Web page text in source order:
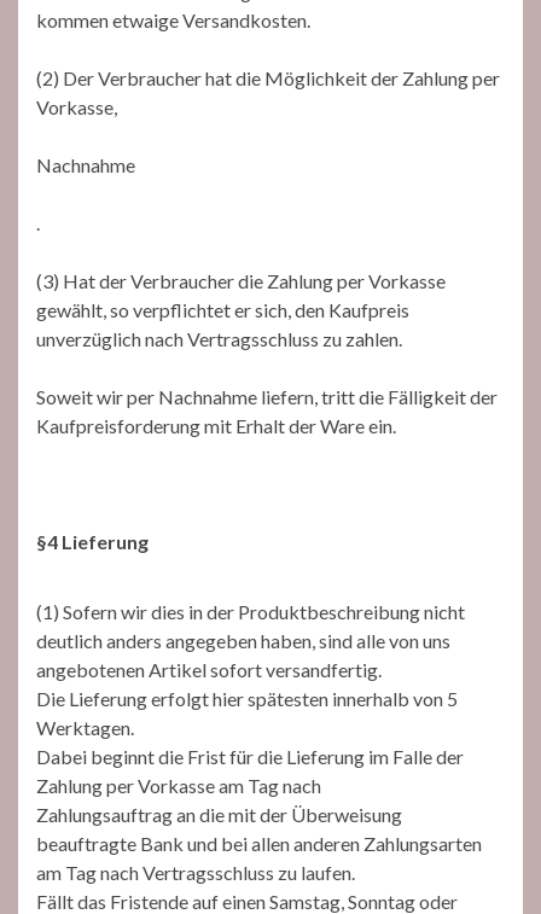
kommen etwaige Versandkosten.
(2) Der Verbraucher hat die Möglichkeit der Zahlung per
Vorkasse,
Nachnahme
.
(3) Hat der Verbraucher die Zahlung per Vorkasse
gewählt, so verpflichtet er sich, den Kaufpreis
unverzüglich nach Vertragsschluss zu zahlen.
Soweit wir per Nachnahme liefern, tritt die Fälligkeit der
Kaufpreisforderung mit Erhalt der Ware ein.
§4 Lieferung
(1) Sofern wir dies in der Produktbeschreibung nicht
deutlich anders angegeben haben, sind alle von uns
angebotenen Artikel sofort versandfertig.
Die Lieferung erfolgt hier spätesten innerhalb von 5
Werktagen.
Dabei beginnt die Frist für die Lieferung im Falle der
Zahlung per Vorkasse am Tag nach
Zahlungsauftrag an die mit der Überweisung
beauftragte Bank und bei allen anderen Zahlungsarten
am Tag nach Vertragsschluss zu laufen.
Fällt das Fristende auf einen Samstag, Sonntag oder